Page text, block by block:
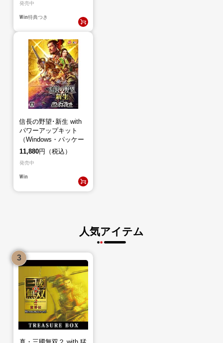
発売中
Win特典つき
信長の野望･新生 with
パワーアップキット
（Windows・パッケー
ジ版）
11,880円（税込）
発売中
Win
人気アイテム